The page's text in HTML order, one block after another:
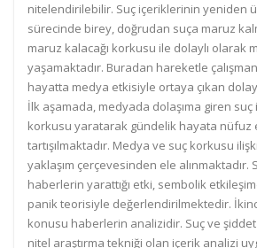
nitelendirilebilir. Suç içeriklerinin yeniden
sürecinde birey, doğrudan suça maruz
maruz kalacağı korkusu ile dolaylı olarak
yaşamaktadır. Buradan hareketle
hayatta medya etkisiyle ortaya çıkan
İlk aşamada, medyada dolaşıma giren
korkusu yaratarak gündelik hayata nüfuz
tartışılmaktadır. Medya ve suç korkusu
yaklaşım çerçevesinden ele alınmaktadır.
haberlerin yarattığı etki, sembolik
panik teorisiyle değerlendirilmektedir.
konusu haberlerin analizidir. Suç ve
nitel araştırma tekniği olan içerik analizi